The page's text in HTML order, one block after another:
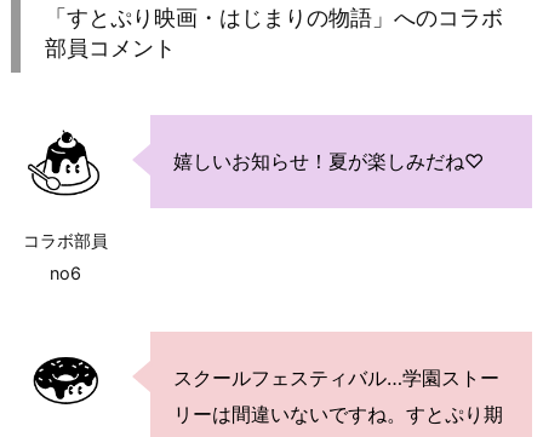
「すとぷり映画・はじまりの物語」へのコラボ
部員コメント
コラボ部員
no6
嬉しいお知らせ！夏が楽しみだね♡
スクールフェスティバル…学園ストー
リーは間違いないですね。すとぷり期